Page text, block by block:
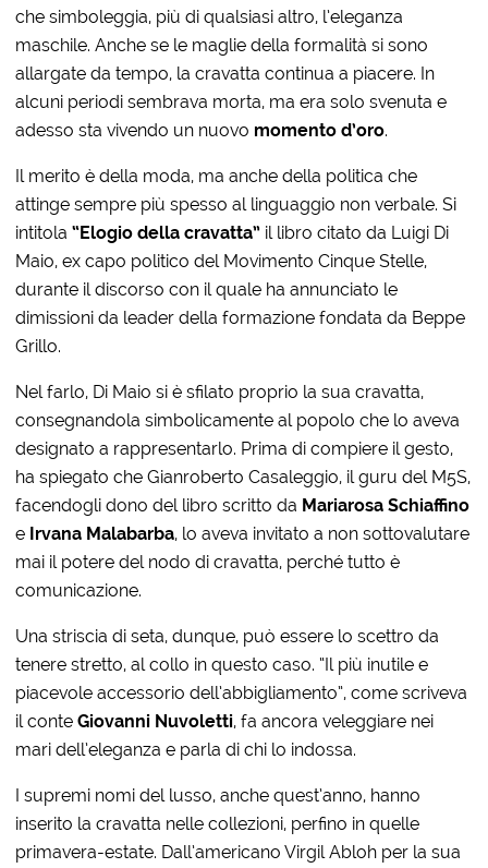
che simboleggia, più di qualsiasi altro, l’eleganza
maschile. Anche se le maglie della formalità si sono
allargate da tempo, la cravatta continua a piacere. In
alcuni periodi sembrava morta, ma era solo svenuta e
adesso sta vivendo un nuovo momento d’oro.
Il merito è della moda, ma anche della politica che
attinge sempre più spesso al linguaggio non verbale. Si
intitola“Elogio della cravatta” il libro citato da Luigi Di
Maio, ex capo politico del Movimento Cinque Stelle,
durante il discorso con il quale ha annunciato le
dimissioni da leader della formazione fondata da Beppe
Grillo.
Nel farlo, Di Maio si è sfilato proprio la sua cravatta,
consegnandola simbolicamente al popolo che lo aveva
designato a rappresentarlo. Prima di compiere il gesto,
ha spiegato che Gianroberto Casaleggio, il guru del M5S,
facendogli dono del libro scritto da Mariarosa Schiaffino
e Irvana Malabarba, lo aveva invitato a non sottovalutare
mai il potere del nodo di cravatta, perché tutto è
comunicazione.
Una striscia di seta, dunque, può essere lo scettro da
tenere stretto, al collo in questo caso. “Il più inutile e
piacevole accessorio dell’abbigliamento”, come scriveva
il conteGiovanni Nuvoletti, fa ancora veleggiare nei
mari dell’eleganza e parla di chi lo indossa.
I supremi nomi del lusso, anche quest’anno, hanno
inserito la cravatta nelle collezioni, perfino in quelle
primavera-estate. Dall’americano Virgil Abloh per la sua